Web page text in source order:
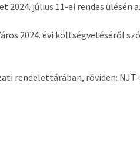
július 11-ei rendes ülésén
2024. évi költségvetéséről
rendelettárában, röviden: